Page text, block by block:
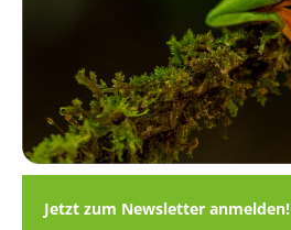
Jetzt zum Newsletter anmelden!